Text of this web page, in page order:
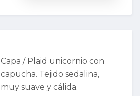
Capa / Plaid unicornio con
capucha. Tejido sedalina,
muy suave y cálida.